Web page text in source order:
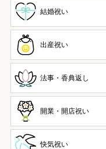
結婚祝い
出産祝い
法事・香典返し
開業・開店祝い
快気祝い